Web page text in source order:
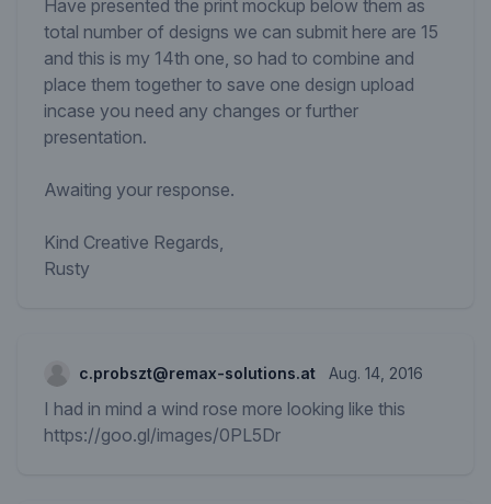
Have presented the print mockup below them as
total number of designs we can submit here are 15
and this is my 14th one, so had to combine and
place them together to save one design upload
incase you need any changes or further
presentation.
Awaiting your response.
Kind Creative Regards,
Rusty
c.probszt@remax-solutions.at Aug. 14, 2016
I had in mind a wind rose more looking like this
https://goo.gl/images/0PL5Dr